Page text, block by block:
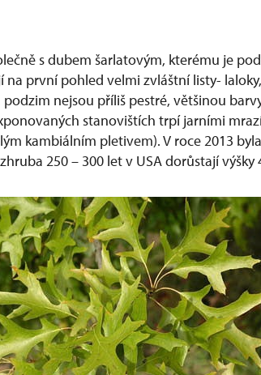
s dubem šarlatovým, kterému je
na první pohled velmi zvláštní listy-
podzim nejsou příliš pestré, většinou
stanovištích trpí jarními
kambiálním pletivem). V roce 2013
250 – 300 let v USA dorůstají výšky